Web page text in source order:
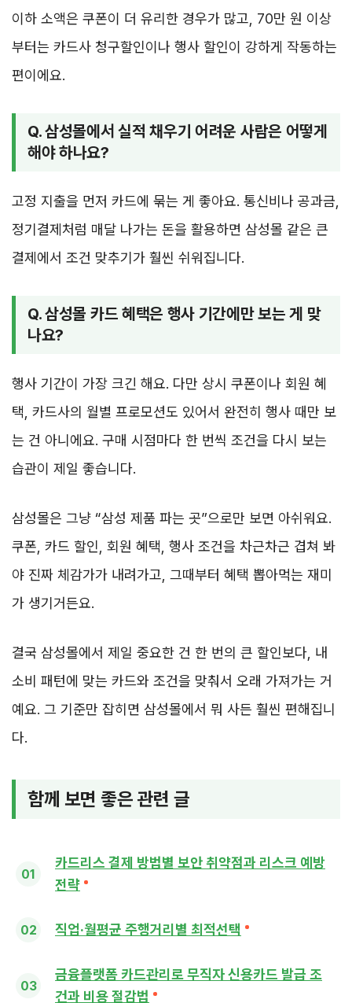
이하 소액은 쿠폰이 더 유리한 경우가 많고, 70만 원 이상
부터는 카드사 청구할인이나 행사 할인이 강하게 작동하는
편이에요.
Q. 삼성몰에서 실적 채우기 어려운 사람은 어떻게
해야 하나요?
고정 지출을 먼저 카드에 묶는 게 좋아요. 통신비나 공과금,
정기결제처럼 매달 나가는 돈을 활용하면 삼성몰 같은 큰
결제에서 조건 맞추기가 훨씬 쉬워집니다.
Q. 삼성몰 카드 혜택은 행사 기간에만 보는 게 맞
나요?
행사 기간이 가장 크긴 해요. 다만 상시 쿠폰이나 회원 혜
택, 카드사의 월별 프로모션도 있어서 완전히 행사 때만 보
는 건 아니에요. 구매 시점마다 한 번씩 조건을 다시 보는
습관이 제일 좋습니다.
삼성몰은 그냥 “삼성 제품 파는 곳”으로만 보면 아쉬워요.
쿠폰, 카드 할인, 회원 혜택, 행사 조건을 차근차근 겹쳐 봐
야 진짜 체감가가 내려가고, 그때부터 혜택 뽑아먹는 재미
가 생기거든요.
결국 삼성몰에서 제일 중요한 건 한 번의 큰 할인보다, 내
소비 패턴에 맞는 카드와 조건을 맞춰서 오래 가져가는 거
예요. 그 기준만 잡히면 삼성몰에서 뭐 사든 훨씬 편해집니
다.
함께 보면 좋은 관련 글
카드리스 결제 방법별 보안 취약점과 리스크 예방
전략
직업·월평균 주행거리별 최적선택
금융플랫폼 카드관리로 무직자 신용카드 발급 조
건과 비용 절감법